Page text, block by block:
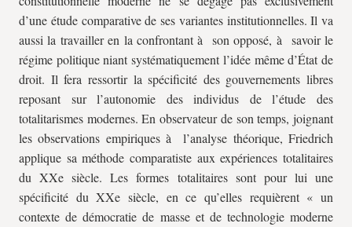
d’une étude comparative de ses variantes institutionnelles. Il va
aussi la travailler en la confrontant à son opposé, à savoir le
régime politique niant systématiquement l’idée même d’État de
droit. Il fera ressortir la spécificité des gouvernements libres
reposant sur l’autonomie des individus de l’étude des
totalitarismes modernes. En observateur de son temps, joignant
les observations empiriques à l’analyse théorique, Friedrich
applique sa méthode comparatiste aux expériences totalitaires
du XXe siècle. Les formes totalitaires sont pour lui une
spécificité du XXe siècle, en ce qu’elles requièrent « un
contexte de démocratie de masse et de technologie moderne